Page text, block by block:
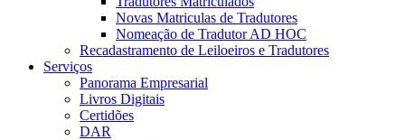
Novas Matriculas de Tradutores
Nomeação de Tradutor AD HOC
Recadastramento de Leiloeiros e Tradutores
Serviços
Panorama Empresarial
Livros Digitais
Certidões
DAR